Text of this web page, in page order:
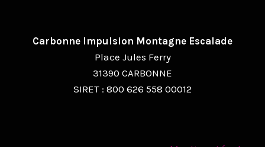
Carbonne Impulsion Montagne Escalade
Place Jules Ferry
31390 CARBONNE
SIRET : 800 626 558 00012